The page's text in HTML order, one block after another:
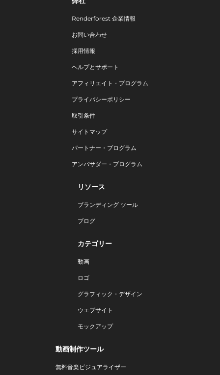
Renderforest 企業情報
お問い合わせ
採用情報
ヘルプとサポート
アフィリエイト・プログラム
プライバシーポリシー
取引条件
サイトマップ
パートナー・プログラム
アンバサダー・プログラム
リソース
ブランディング ツール
ブログ
カテゴリー
動画
ロゴ
グラフィック・デザイン
ウエブサイト
モックアップ
動画制作ツール
無料音楽ビジュアライザー